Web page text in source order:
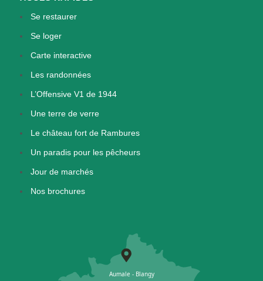
Se restaurer
Se loger
Carte interactive
Les randonnées
L’Offensive V1 de 1944
Une terre de verre
Le château fort de Rambures
Un paradis pour les pêcheurs
Jour de marchés
Nos brochures